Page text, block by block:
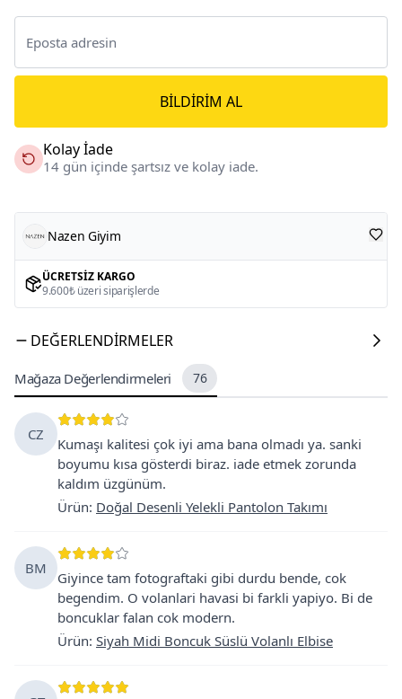
BILDIRIM AL
Kolay İade
14 gün içinde şartsız ve kolay iade.
Nazen Giyim
ÜCRETSIZ KARGO
9.600₺ üzeri siparişlerde
DEĞERLENDIRMELER
Mağaza Değerlendirmeleri 76
CZ
Kumaşı kalitesi çok iyi ama bana olmadı ya. sanki
boyumu kısa gösterdi biraz. iade etmek zorunda
kaldım üzgünüm.
Ürün: Doğal Desenli Yelekli Pantolon Takımı
BM
Giyince tam fotograftaki gibi durdu bende, cok
begendim. O volanlari havasi bi farkli yapiyo. Bi de
boncuklar falan cok modern.
Ürün: Siyah Midi Boncuk Süslü Volanlı Elbise